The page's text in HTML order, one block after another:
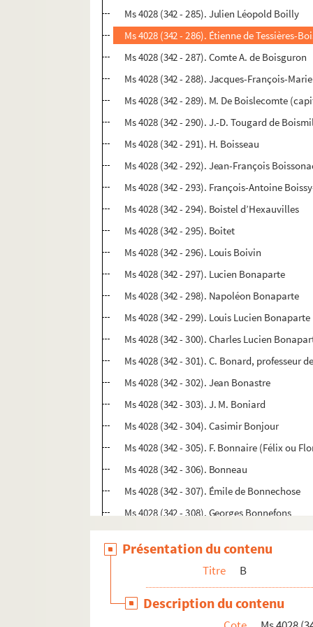
Ms 4028 (342 - 285). Julien Léopold Boilly
Ms 4028 (342 - 286). Étienne de Tessières-
Ms 4028 (342 - 287). Comte A. de Boisguron
Ms 4028 (342 - 288). Jacques-François-
Ms 4028 (342 - 289). M. De Boislecomte
Ms 4028 (342 - 290). J.-D. Tougard de
Ms 4028 (342 - 291). H. Boisseau
Ms 4028 (342 - 292). Jean-François
Ms 4028 (342 - 293). François-Antoine
Ms 4028 (342 - 294). Boistel d’Hexauvilles
Ms 4028 (342 - 295). Boitet
Ms 4028 (342 - 296). Louis Boivin
Ms 4028 (342 - 297). Lucien Bonaparte
Ms 4028 (342 - 298). Napoléon Bonaparte
Ms 4028 (342 - 299). Louis Lucien Bonaparte
Ms 4028 (342 - 300). Charles Lucien
Ms 4028 (342 - 301). C. Bonard, professeur
Ms 4028 (342 - 302). Jean Bonastre
Ms 4028 (342 - 303). J. M. Boniard
Ms 4028 (342 - 304). Casimir Bonjour
Ms 4028 (342 - 305). F. Bonnaire (Félix ou
Ms 4028 (342 - 306). Bonneau
Ms 4028 (342 - 307). Émile de Bonnechose
Ms 4028 (342 - 308). Georges Bonnefons
Ms 4028 (342 - 309). H. Bonnelier
Ms 4028 (342 - 310). Théophile
Ms 4028 (342 - 311). Jules Bonnet (avocat)
Ms 4028 (342 - 312). Jules Bonnet
Ms 4028 (342 - 313). Augustin Bonnetty
Présentation du contenu
Titre B
Description du contenu